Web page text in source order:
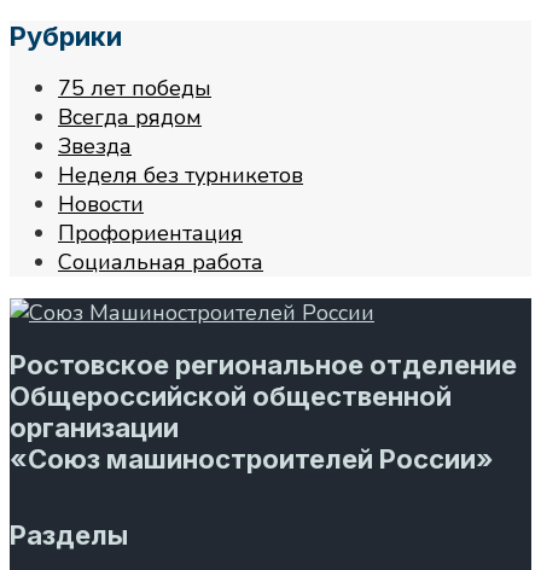
Рубрики
75 лет победы
Всегда рядом
Звезда
Неделя без турникетов
Новости
Профориентация
Социальная работа
Ростовское региональное отделение
Общероссийской общественной
организации
«Союз машиностроителей России»
Разделы